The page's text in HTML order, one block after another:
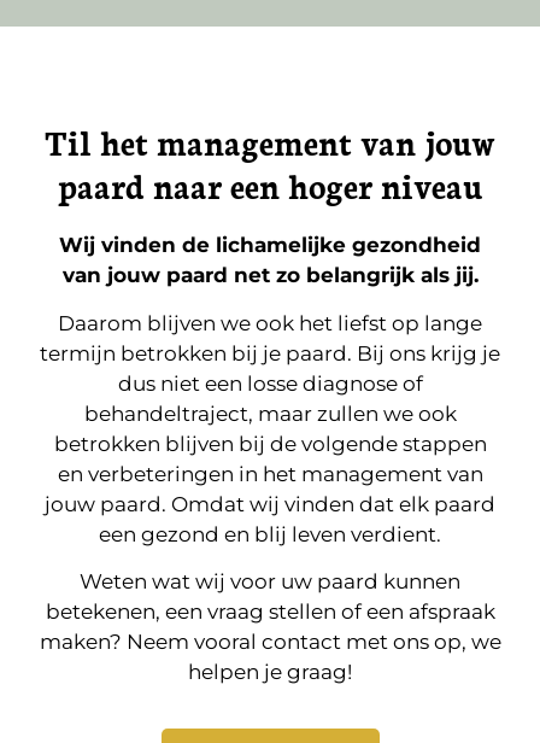
Til het management van jouw
paard naar een hoger niveau
Wij vinden de lichamelijke gezondheid
van jouw paard net zo belangrijk als jij.
Daarom blijven we ook het liefst op lange
termijn betrokken bij je paard. Bij ons krijg je
dus niet een losse diagnose of
behandeltraject, maar zullen we ook
betrokken blijven bij de volgende stappen
en verbeteringen in het management van
jouw paard. Omdat wij vinden dat elk paard
een gezond en blij leven verdient.
Weten wat wij voor uw paard kunnen
betekenen, een vraag stellen of een afspraak
maken? Neem vooral contact met ons op, we
helpen je graag!